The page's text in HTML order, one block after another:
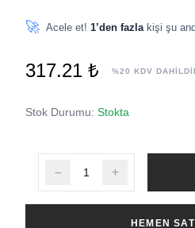
🚀 Acele et! 1’den fazla kişi şu
317.21 ₺ %20 KDV
Stok Durumu: Stokta
HEMEN